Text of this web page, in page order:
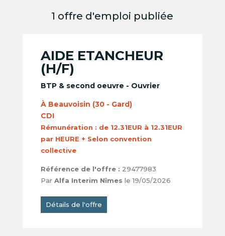
1 offre d'emploi publiée
AIDE ETANCHEUR
(H/F)
BTP & second oeuvre - Ouvrier
À Beauvoisin (30 - Gard)
CDI
Rémunération : de 12.31EUR à 12.31EUR
par HEURE + Selon convention
collective
Référence de l'offre : 29477983
Par Alfa Interim Nîmes le 19/05/2026
Détails de l'offre